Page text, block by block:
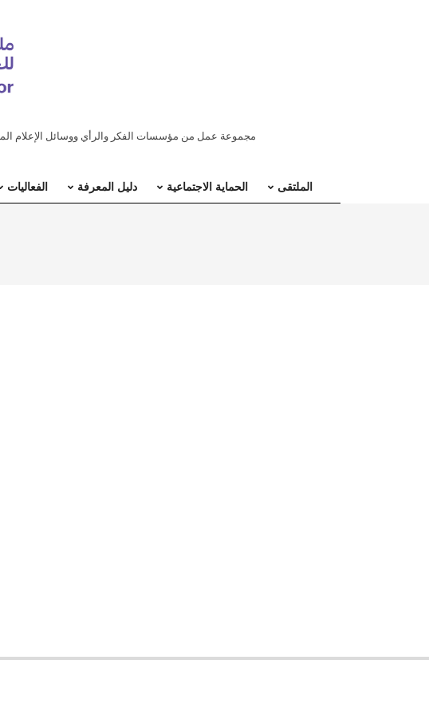
المنطقة
مجموعة عمل من مؤسسات الفكر والرأي ووسائل الإعلام
الملتقى الحماية الاجتماعية دليل المعرفة الفعاليات